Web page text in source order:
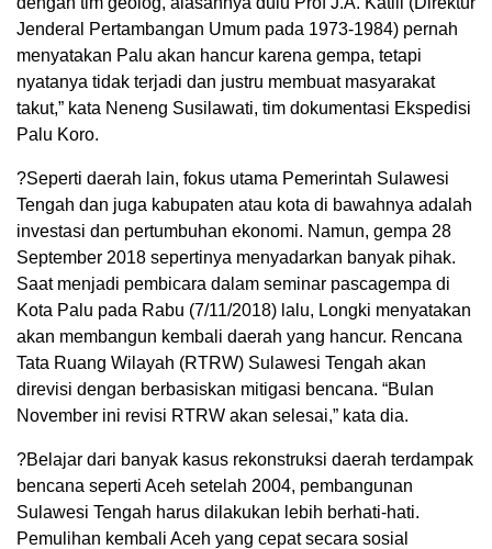
Jenderal Pertambangan Umum pada 1973-1984) pernah
menyatakan Palu akan hancur karena gempa, tetapi
nyatanya tidak terjadi dan justru membuat masyarakat
takut,” kata Neneng Susilawati, tim dokumentasi Ekspedisi
Palu Koro.
?Seperti daerah lain, fokus utama Pemerintah Sulawesi
Tengah dan juga kabupaten atau kota di bawahnya adalah
investasi dan pertumbuhan ekonomi. Namun, gempa 28
September 2018 sepertinya menyadarkan banyak pihak.
Saat menjadi pembicara dalam seminar pascagempa di
Kota Palu pada Rabu (7/11/2018) lalu, Longki menyatakan
akan membangun kembali daerah yang hancur. Rencana
Tata Ruang Wilayah (RTRW) Sulawesi Tengah akan
direvisi dengan berbasiskan mitigasi bencana. “Bulan
November ini revisi RTRW akan selesai,” kata dia.
?Belajar dari banyak kasus rekonstruksi daerah terdampak
bencana seperti Aceh setelah 2004, pembangunan
Sulawesi Tengah harus dilakukan lebih berhati-hati.
Pemulihan kembali Aceh yang cepat secara sosial